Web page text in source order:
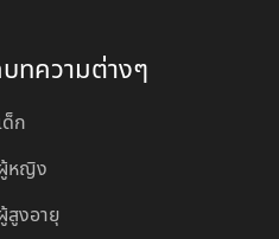
ทความต่างๆ
ก
หญิง
สูงอายุ